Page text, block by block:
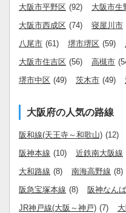
大阪市平野区 (92) 大阪市生
大阪市西成区 (74) 寝屋川市
八尾市 (61) 堺市堺区 (59)
大阪市住吉区 (56) 高槻市
堺市中区 (49) 茨木市 (49)
大阪府の人気の路線
阪和線(天王寺～和歌山) (12)
阪神本線 (10) 近鉄南大阪線
大和路線 (8) 南海高野線 (8)
阪急宝塚本線 (8) 阪神なん
JR神戸線(大阪～神戸) (7)